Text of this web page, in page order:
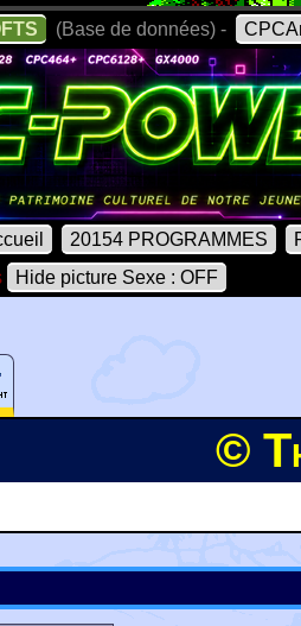
(Base de données) -
20154 PROGRAMMES
Hide picture Sexe : OFF
©